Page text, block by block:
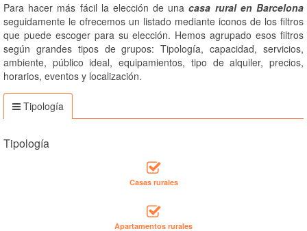
Para hacer más fácil la elección de unacasa rural en Barcelona
seguidamente le ofrecemos un listado mediante iconos de los filtros
que puede escoger para su elección. Hemos agrupado esos filtros
según grandes tipos de grupos: Tipología, capacidad, servicios,
ambiente, público ideal, equipamientos, tipo de alquiler, precios,
horarios, eventos y localización.
Tipología
Tipología
Casas rurales
Apartamentos rurales